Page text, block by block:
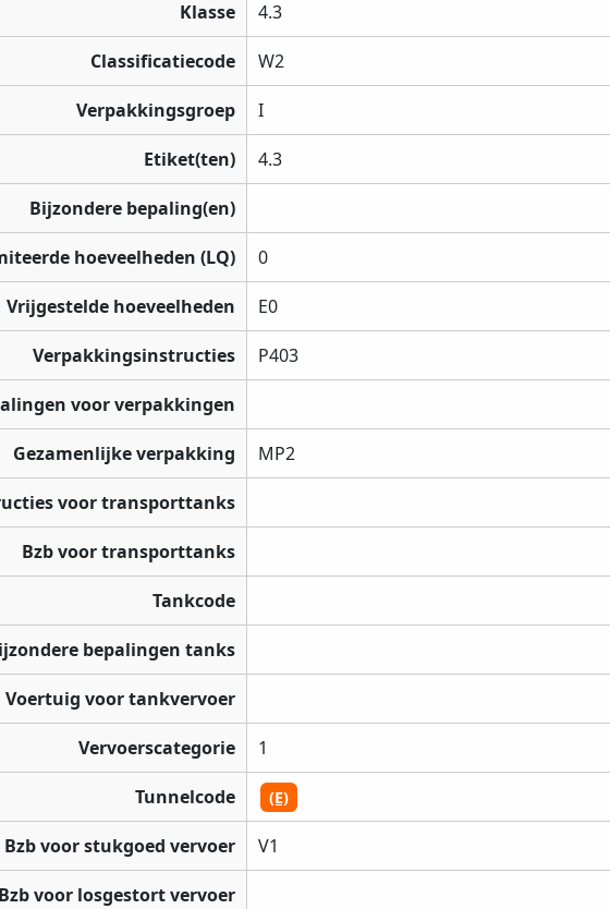
Klasse 4.3
Classificatiecode W2
Verpakkingsgroep I
Etiket(ten) 4.3
Bijzondere bepaling(en)
hoeveelheden (LQ) 0
Vrijgestelde hoeveelheden E0
Verpakkingsinstructies P403
voor verpakkingen
Gezamenlijke verpakking MP2
voor transporttanks
Bzb voor transporttanks
Tankcode
bepalingen tanks
Voertuig voor tankvervoer
Vervoerscategorie 1
Tunnelcode (E)
Bzb voor stukgoed vervoer V1
voor losgestort vervoer